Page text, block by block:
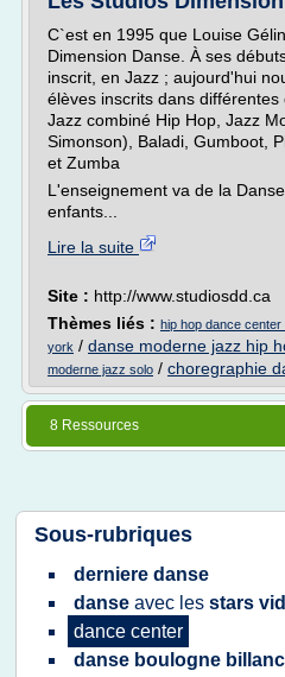
C`est en 1995 que Louise
Dimension Danse. À ses
inscrit, en Jazz ; aujourd'hui
élèves inscrits dans différentes
Jazz combiné Hip Hop, Jazz
Simonson), Baladi, Gumboot,
et Zumba
L'enseignement va de la
enfants...
Lire la suite
Site : http://www.studiosdd.ca
Thèmes liés : hip hop dance center
york / danse moderne jazz hip
moderne jazz solo / choregraphie
8 Ressources
Sous-rubriques
derniere danse
danse avec les stars
dance center
danse boulogne